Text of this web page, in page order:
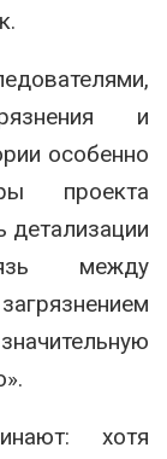
и
особенно
проекта
детализации
между
хотя